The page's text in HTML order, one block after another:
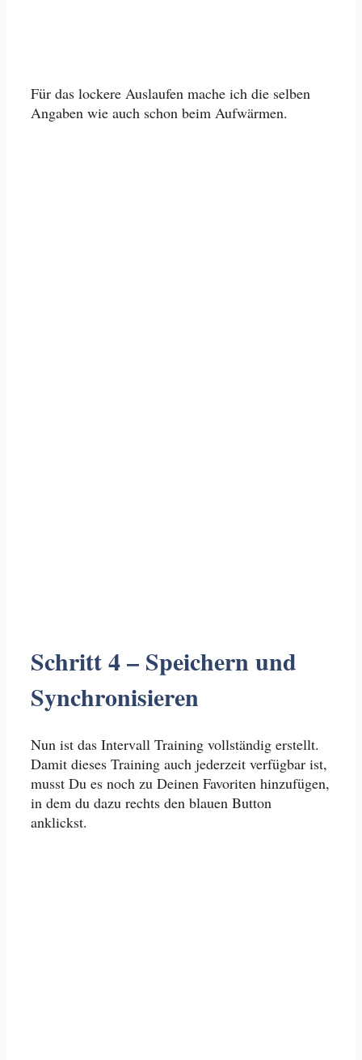
Für das lockere Auslaufen mache ich die selben
Angaben wie auch schon beim Aufwärmen.
Schritt 4 – Speichern und
Synchronisieren
Nun ist das Intervall Training vollständig erstellt.
Damit dieses Training auch jederzeit verfügbar ist,
musst Du es noch zu Deinen Favoriten hinzufügen,
in dem du dazu rechts den blauen Button
anklickst.